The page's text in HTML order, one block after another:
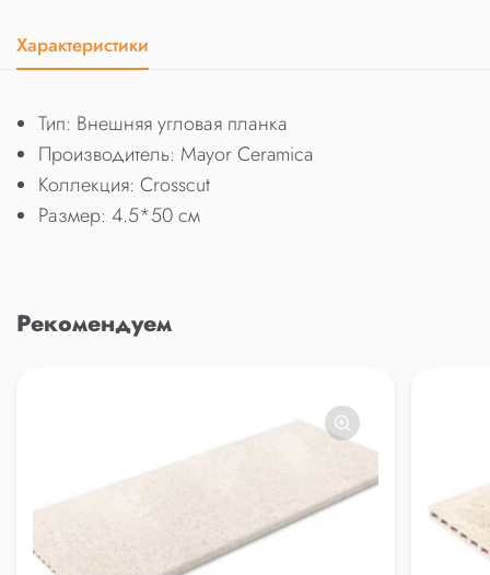
Характеристики
Тип: Внешняя угловая планка
Производитель: Mayor Ceramica
Коллекция: Crosscut
Размер: 4.5*50 см
Рекомендуем